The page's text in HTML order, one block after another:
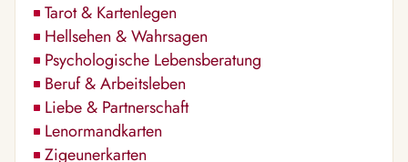
Tarot & Kartenlegen
Hellsehen & Wahrsagen
Psychologische Lebensberatung
Beruf & Arbeitsleben
Liebe & Partnerschaft
Lenormandkarten
Zigeunerkarten